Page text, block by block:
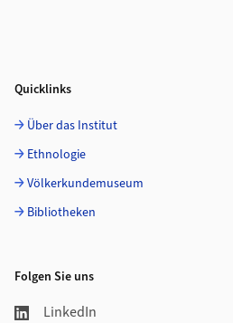
Quicklinks
Über das Institut
Ethnologie
Völkerkundemuseum
Bibliotheken
Folgen Sie uns
LinkedIn